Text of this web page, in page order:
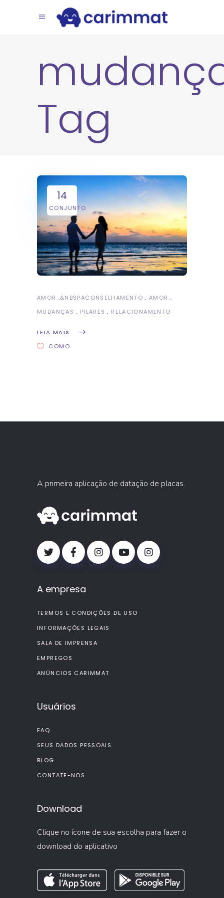
Tag
14
CONJUNTO
AMOR &NBSPACONSELHAMENTO
AMOR
MUDANÇAS
PILARES RELACIONAMENTO
LEIA MAIS
COMO
A primeira aplicação de datação de placas.
A empresa
TERMOS E CONDIÇÕES DE USO
INFORMAÇÕES LEGAIS
SALA DE IMPRENSA
EMPREGOS
ANÚNCIOS CARIMMAT
Usuários
FAQ
SEUS DADOS PESSOAIS
BLOG
CONTATE-NOS
Download
Clique no ícone de sua escolha para fazer o
download do aplicativo